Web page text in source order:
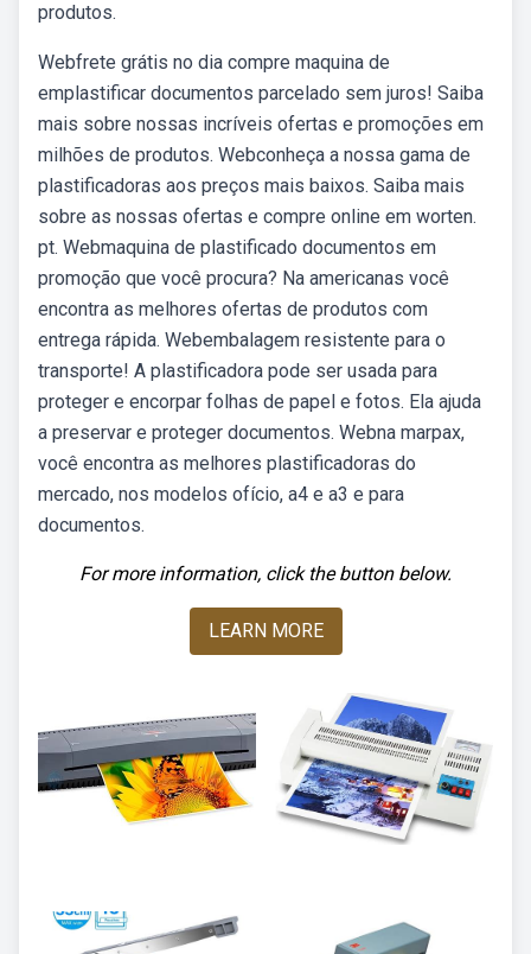
produtos.
Webfrete grátis no dia compre maquina de
emplastificar documentos parcelado sem juros! Saiba
mais sobre nossas incríveis ofertas e promoções em
milhões de produtos. Webconheça a nossa gama de
plastificadoras aos preços mais baixos. Saiba mais
sobre as nossas ofertas e compre online em worten.
pt. Webmaquina de plastificado documentos em
promoção que você procura? Na americanas você
encontra as melhores ofertas de produtos com
entrega rápida. Webembalagem resistente para o
transporte! A plastificadora pode ser usada para
proteger e encorpar folhas de papel e fotos. Ela ajuda
a preservar e proteger documentos. Webna marpax,
você encontra as melhores plastificadoras do
mercado, nos modelos ofício, a4 e a3 e para
documentos.
For more information, click the button below.
LEARN MORE